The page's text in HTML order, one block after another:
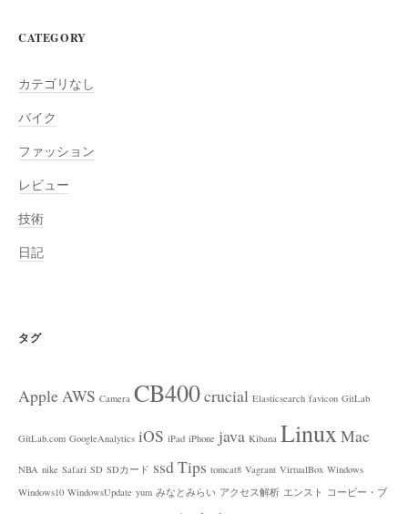
CATEGORY
カテゴリなし
バイク
ファッション
レビュー
技術
日記
タグ
AppleAWS Camera CB400crucial Elasticsearch favicon GitLab
GitLab.com GoogleAnalytics iOS iPad iPhone java Kibana LinuxMac
NBA nike Safari SD SDカード ssdTips tomcat8 Vagrant VirtualBox Windows
Windows10 WindowsUpdate yum みなとみらい アクセス解析 エンスト コービー・ブ